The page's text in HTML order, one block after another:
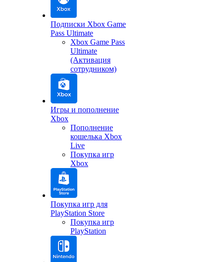
Подписки Xbox Game
Pass Ultimate
Xbox Game Pass
Ultimate
(Активация
сотрудником)
Игры и пополнение
Xbox
Пополнение
кошелька Xbox
Live
Покупка игр
Xbox
Покупка игр для
PlayStation Store
Покупка игр
PlayStation